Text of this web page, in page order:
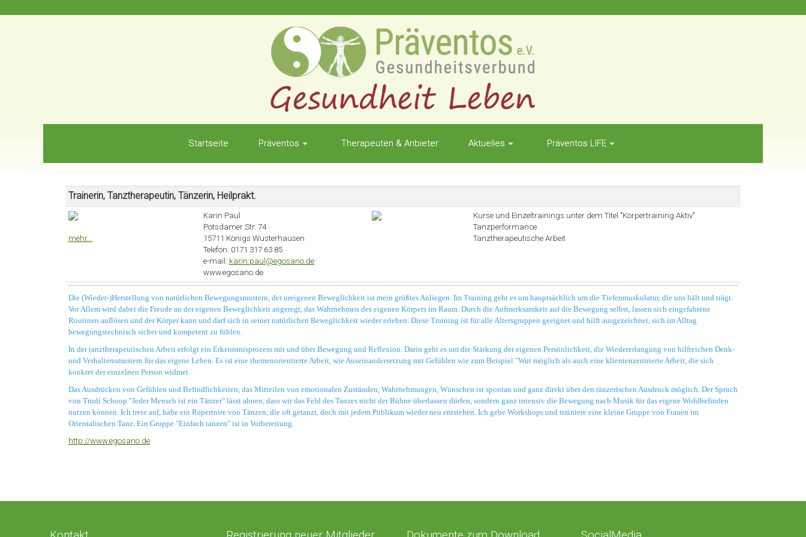
Startseite Präventos Therapeuten & Anbieter Aktuelles Präventos LIFE
Trainerin, Tanztherapeutin, Tänzerin, Heilprakt.
mehr...
Karin Paul
Potsdamer Str. 74
15711 Königs Wusterhausen
Telefon: 0171 317 63 85
e-mail: karin.paul@egosano.de
www.egosano.de
Kurse und Einzeltrainings unter dem Titel "Körpertraining Aktiv"
Tanzperformance
Tanztherapeutische Arbeit
Die (Wieder-)Herstellung von natürlichen Bewegungsmustern, der ureigenen Beweglichkeit ist mein größtes Anliegen. Im Training geht es um hauptsächlich um die Tiefenmuskulatur, die uns hält und trägt.
Vor Allem wird dabei die Freude an der eigenen Beweglichkeit angeregt, das Wahrnehmen des eigenen Körpers im Raum. Durch die Aufmerksamkeit auf die Bewegung selbst, lassen sich eingefahrene
Routinen auflösen und der Körper kann und darf sich in seiner natürlichen Beweglichkeit wieder erleben. Diese Training ist für alle Altersgruppen geeignet und hilft ausgezeichnet, sich im Alltag
bewegungstechnisch sicher und kompetent zu fühlen.
In der tanztherapeutischen Arbeit erfolgt ein Erkenntnisprozess mit und über Bewegung und Reflexion. Darin geht es um die Stärkung der eigenen Persönlichkeit, die Wiedererlangung von hilfreichen Denk-
und Verhaltensmustern für das eigene Leben. Es ist eine themenorientierte Arbeit, wie Auseinandersetzung mit Gefühlen wie zum Beispiel "Wut möglich als auch eine klientenzentrierte Arbeit, die sich
konkret der einzelnen Person widmet.
Das Ausdrücken von Gefühlen und Befindlichkeiten, das Mitteilen von emotionalen Zuständen, Wahrnehmungen, Wünschen ist spontan und ganz direkt über den tänzerischen Ausdruck möglich. Der Spruch
von Trudi Schoop "Jeder Mensch ist ein Tänzer" lässt ahnen, dass wir das Feld des Tanzes nicht der Bühne überlassen dürfen, sondern ganz intensiv die Bewegung nach Musik für das eigene Wohlbefinden
nutzen können. Ich trete auf, habe ein Repertoire von Tänzen, die oft getanzt, doch mit jedem Publikum wieder neu entstehen. Ich gebe Workshops und trainiere eine kleine Gruppe von Frauen im
Orientalischen Tanz. Ein Gruppe "Einfach tanzen" ist in Vorbereitung.
http://www.egosano.de